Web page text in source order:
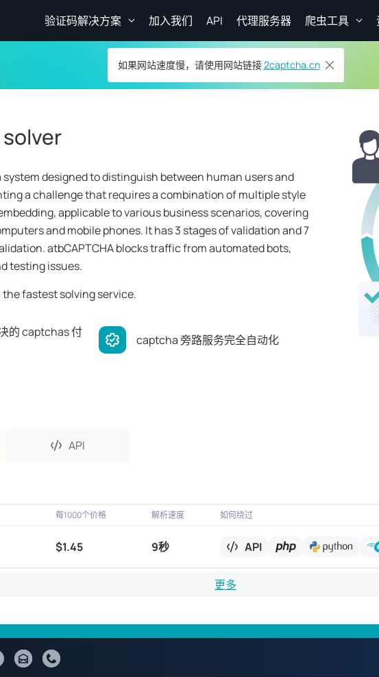
验证码解决方案 加入我们 API 代理服务器 爬虫工具
如果网站速度慢，请使用网站链接2captcha.cn
solver
system designed to distinguish between human users and
a challenge that requires a combination of multiple style
applicable to various business scenarios, covering
and mobile phones. It has 3 stages of validation and 7
atbCAPTCHA blocks traffic from automated bots,
testing issues.
the fastest solving service.
的 captchas 付
captcha 旁路服务完全自动化
API
每1000个价格 解析速度 如何绕过
$1.45 9秒 API
更多